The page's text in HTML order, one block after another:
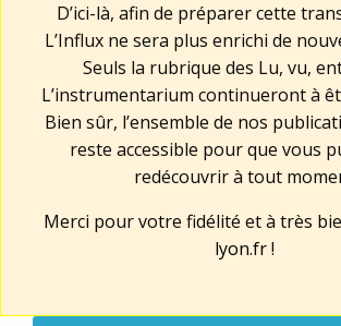
D’ici-là, afin de préparer cette
L’Influx ne sera plus enrichi de
Seuls la rubrique des Lu, vu,
L’instrumentarium continueront à
Bien sûr, l’ensemble de nos
reste accessible pour que vous
redécouvrir à tout
Merci pour votre fidélité et à très
lyon.fr!